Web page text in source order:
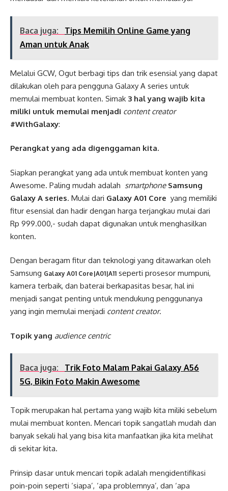
Baca juga:
Tips Memilih Online Game yang
Aman untuk Anak
Melalui GCW, Ogut berbagi tips dan trik esensial yang dapat
dilakukan oleh para pengguna Galaxy A series untuk
memulai membuat konten. Simak 3 hal yang wajib kita
miliki untuk memulai menjadi content creator
#WithGalaxy:
Perangkat yang ada digenggaman kita.
Siapkan perangkat yang ada untuk membuat konten yang
Awesome. Paling mudah adalah smartphone Samsung
Galaxy A series. Mulai dari Galaxy A01 Core yang memiliki
fitur esensial dan hadir dengan harga terjangkau mulai dari
Rp 999.000,- sudah dapat digunakan untuk menghasilkan
konten.
Dengan beragam fitur dan teknologi yang ditawarkan oleh
Samsung Galaxy A01 Core|A01|A11 seperti prosesor mumpuni,
kamera terbaik, dan baterai berkapasitas besar, hal ini
menjadi sangat penting untuk mendukung penggunanya
yang ingin memulai menjadi content creator.
Topik yang audience centric
Baca juga:
Trik Foto Malam Pakai Galaxy A56
5G, Bikin Foto Makin Awesome
Topik merupakan hal pertama yang wajib kita miliki sebelum
mulai membuat konten. Mencari topik sangatlah mudah dan
banyak sekali hal yang bisa kita manfaatkan jika kita melihat
di sekitar kita.
Prinsip dasar untuk mencari topik adalah mengidentifikasi
poin-poin seperti ‘siapa’, ‘apa problemnya’, dan ‘apa